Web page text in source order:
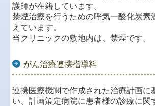
護師が在籍しています。
禁煙治療を行うための呼気一酸化炭素
えています。
当クリニックの敷地内は、禁煙です。
がん治療連携指導料
連携医療機関で作成された治療計画に
い、計画策定病院に患者様の診療に関